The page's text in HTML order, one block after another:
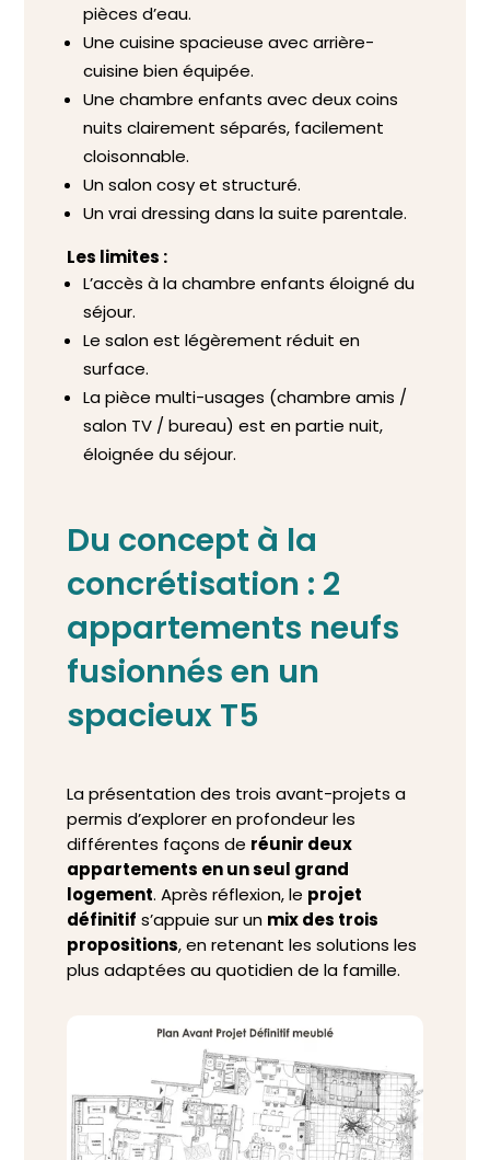
pièces d’eau.
Une cuisine spacieuse avec arrière-
cuisine bien équipée.
Une chambre enfants avec deux coins
nuits clairement séparés, facilement
cloisonnable.
Un salon cosy et structuré.
Un vrai dressing dans la suite parentale.
Les limites :
L’accès à la chambre enfants éloigné du
séjour.
Le salon est légèrement réduit en
surface.
La pièce multi-usages (chambre amis /
salon TV / bureau) est en partie nuit,
éloignée du séjour.
Du concept à la
concrétisation : 2
appartements neufs
fusionnés en un
spacieux T5
La présentation des trois avant-projets a
permis d’explorer en profondeur les
différentes façons de réunir deux
appartements en un seul grand
logement. Après réflexion, le projet
définitif s’appuie sur un mix des trois
propositions, en retenant les solutions les
plus adaptées au quotidien de la famille.